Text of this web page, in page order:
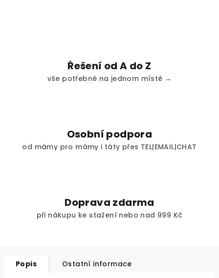
Řešení od A do Z
vše potřebné na jednom místě →
Osobní podpora
od mámy pro mámy i táty přes TEL|EMAIL|CHAT
Doprava zdarma
při nákupu ke stažení nebo nad 999 Kč
Popis Ostatní informace